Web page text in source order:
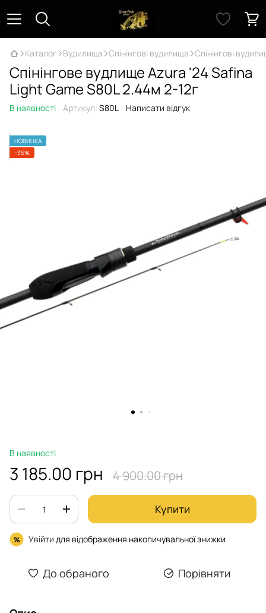
Каталог Вудилища Спінінгові вудилища Спінінгові
Cпінінговe вудлище Azura '24 Safina
Light Game S80L 2.44м 2-12г
В наявності Артикул: S80L Написати відгук
НОВИНКА
−35%
В наявності
3 185.00 грн 4 900.00 грн
Купити
% Увійти для відображення накопичувальної знижки
До обраного Порівняти